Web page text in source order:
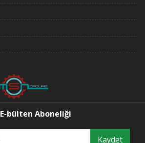
E-bülten Aboneliği
Kaydet